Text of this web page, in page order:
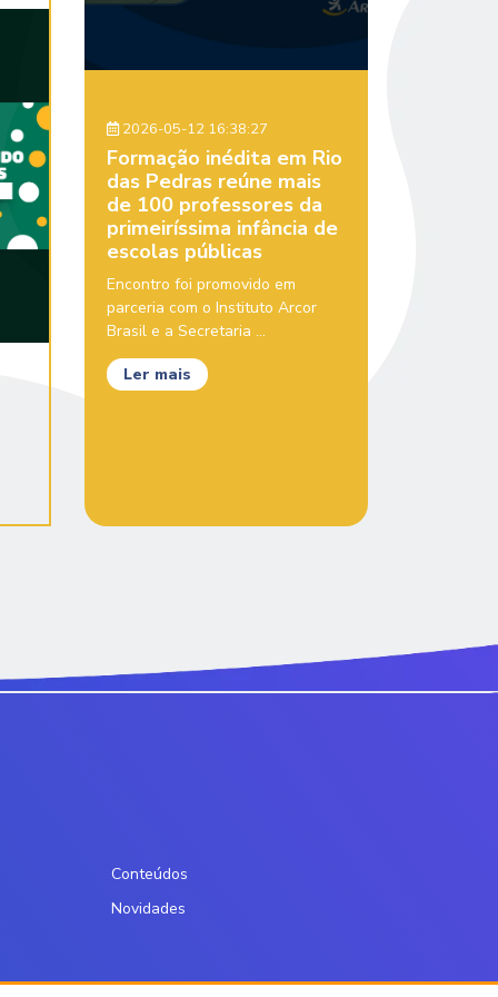
2026-05-12 16:38:27
Formação inédita em Rio
das Pedras reúne mais
de 100 professores da
primeiríssima infância de
escolas públicas
Encontro foi promovido em
parceria com o Instituto Arcor
Brasil e a Secretaria ...
Ler mais
Conteúdos
Novidades